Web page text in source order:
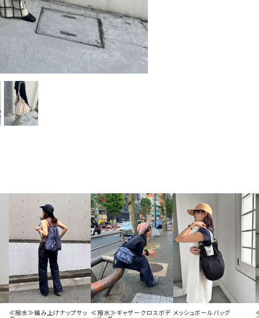
≪撥水≫編み上げナップサッ
≪撥水≫ギャザークロスボデ メッシュボールバッグ